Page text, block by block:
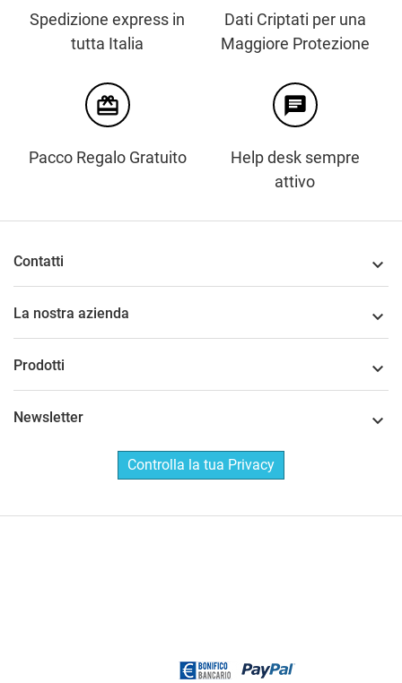
Spedizione express in
tutta Italia
Dati Criptati per una
Maggiore Protezione
card_giftcard
Pacco Regalo Gratuito
chat
Help desk sempre
attivo
Contatti 
La nostra azienda 
Prodotti 
Newsletter 
Controlla la tua Privacy